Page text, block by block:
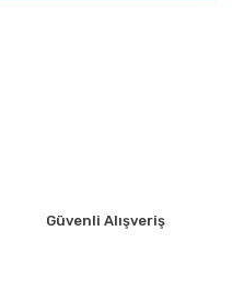
Güvenli Alışveriş